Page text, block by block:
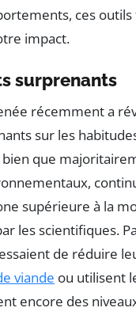
ces
impact.
surprenants
récemment a
sur les
bien que
supérieure à la
les scientifiques.
de réduire
viande ou utilisent
encore des